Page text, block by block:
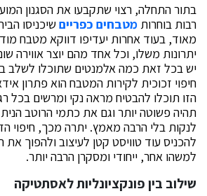
בתור התחלה, רצוי שתקבעו את הסגנון
רבות בוחרות מטבחים כפריים שיכניסו
מאוד, בעוד אחרות יעדיפו דווקא מטבח
יתרונות משלו, וכל אחד מהם יוצר אווירה
יש בכל זאת כמה אלמנטים שתוכלו לשלב
חיפוי זכוכית לקירות המטבח הוא פתרון
הזו תוכלו להבטיח מראה נקי ומרשים בכל
תהיה פשוטה יותר וגם את כתמי הרוטב
לנקות בלי הרבה מאמץ. יתרה מכך, חיפוי
להכניס עוד טוויסט קטן לעיצוב ולהפוך
למשהו אחר, ייחודי ומסקרן הרבה יותר.
שילוב בין פונקציונליות לאסתטיקה